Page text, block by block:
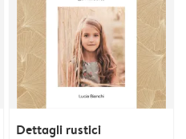
Dettagli rustici